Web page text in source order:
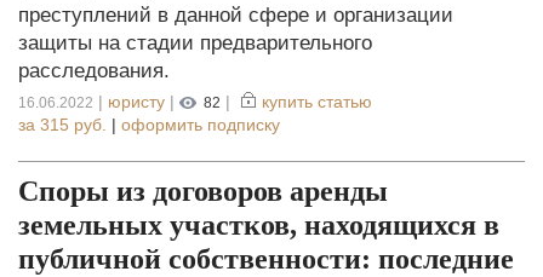
преступлений в данной сфере и организации
защиты на стадии предварительного
расследования.
16.06.2022 | юристу | 82 |
купить статью
за 315 руб. | оформить подписку
Споры из договоров аренды
земельных участков, находящихся в
публичной собственности: последние